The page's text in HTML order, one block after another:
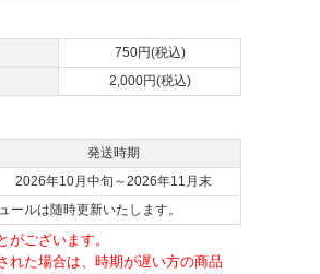
750円(税込)
2,000円(税込)
発送時期
2026年10月中旬～2026年11月末
ルは随時更新いたします。
ございます。
れた場合は、時期が遅い方の商品